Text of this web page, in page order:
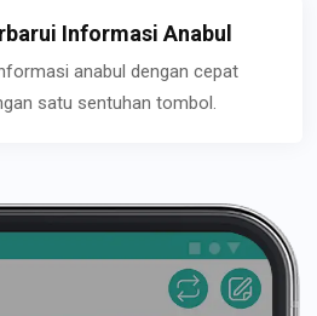
Informasi Anabul
anabul dengan cepat
satu sentuhan tombol.